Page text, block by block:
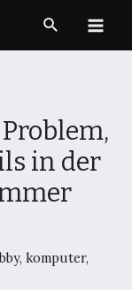
Suche
in der
, komputer,